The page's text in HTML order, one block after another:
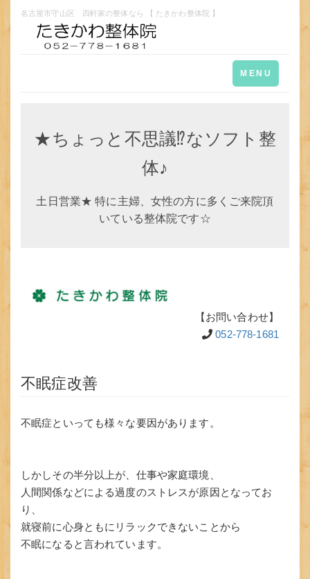
名古屋市守山区 四軒家の整体なら 【 たきかわ整体院 】
Toggle
navigation
MENU
★ちょっと不思議⁉なソフト整
体♪
土日営業★ 特に主婦、女性の方に多くご来院頂
いている整体院です☆
【お問い合わせ】
052-778-1681
不眠症改善
不眠症といっても様々な要因があります。
しかしその半分以上が、仕事や家庭環境、
人間関係などによる過度のストレスが原因となってお
り、
就寝前に心身ともにリラックできないことから
不眠になると言われています。